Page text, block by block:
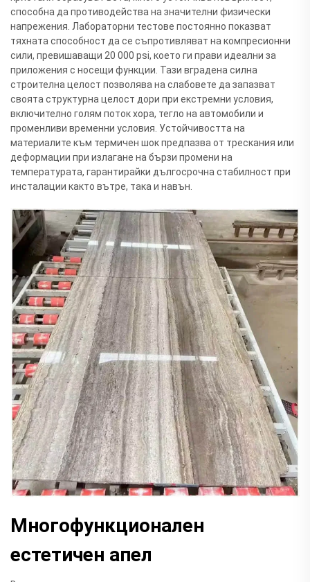
способна да противодейства на значителни физически
напрежения. Лабораторни тестове постоянно показват
тяхната способност да се съпротивляват на компресионни
сили, превишаващи 20 000 psi, което ги прави идеални за
приложения с носещи функции. Тази вградена силна
строителна целост позволява на слабовете да запазват
своята структурна целост дори при екстремни условия,
включително голям поток хора, тегло на автомобили и
променливи временни условия. Устойчивостта на
материалите към термичен шок предпазва от трескания или
деформации при излагане на бързи промени на
температурата, гарантирайки дългосрочна стабилност при
инсталации както вътре, така и навън.
Многофункционален
естетичен апел